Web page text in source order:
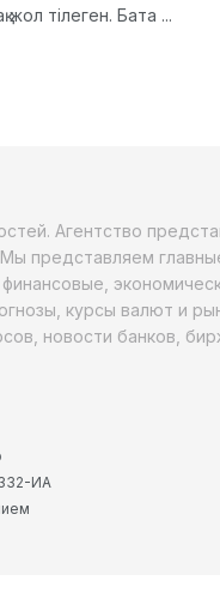
жол тілеген. Бата ...
Агентство
представляем
курсы валют и
новости банков,
ИА